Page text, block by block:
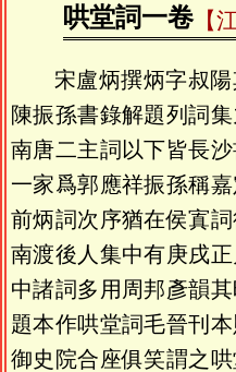
哄堂詞一卷【
宋盧炳撰炳字叔
陳振孫書錄解題列詞
南唐二主詞以下皆長
一家爲郭應祥振孫稱
前炳詞次序猶在侯寘
南渡後人集中有庚戌
中諸詞多用周邦彥韻
題本作哄堂詞毛晉刊
御史院合座俱笑謂之